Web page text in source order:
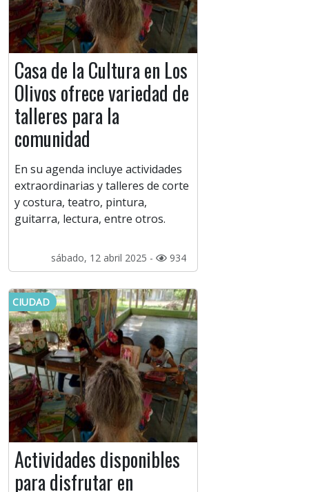
Casa de la Cultura en Los
Olivos ofrece variedad de
talleres para la
comunidad
En su agenda incluye actividades
extraordinarias y talleres de corte
y costura, teatro, pintura,
guitarra, lectura, entre otros.
sábado, 12 abril 2025 - 934
CIUDAD
Actividades disponibles
para disfrutar en